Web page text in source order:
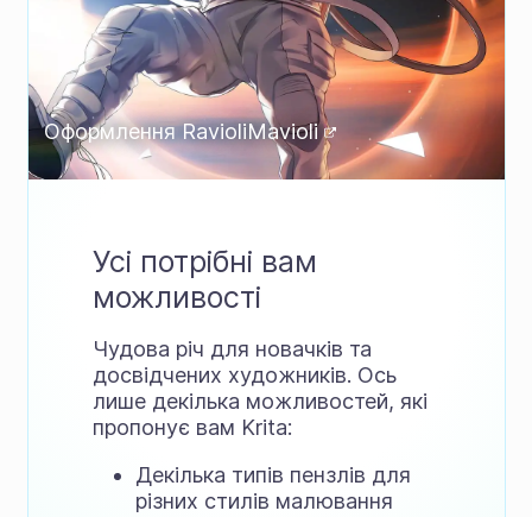
ОформленняRavioliMavioli
Усі потрібні вам
можливості
Чудова річ для новачків та
досвідчених художників. Ось
лише декілька можливостей, які
пропонує вам Krita:
Декілька типів пензлів для
різних стилів малювання